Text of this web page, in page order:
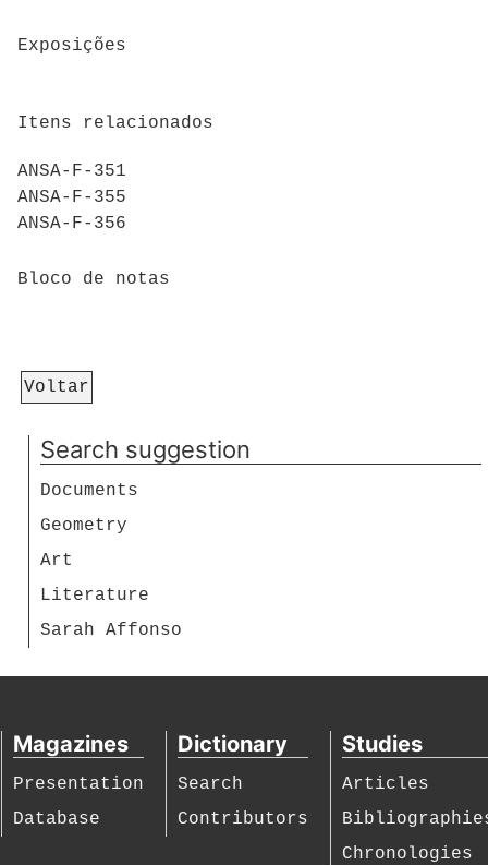
Exposições
Itens relacionados
ANSA-F-351
ANSA-F-355
ANSA-F-356
Bloco de notas
Voltar
Search suggestion
Documents
Geometry
Art
Literature
Sarah Affonso
Magazines
Presentation
Database
Dictionary
Search
Contributors
Studies
Articles
Chronologies